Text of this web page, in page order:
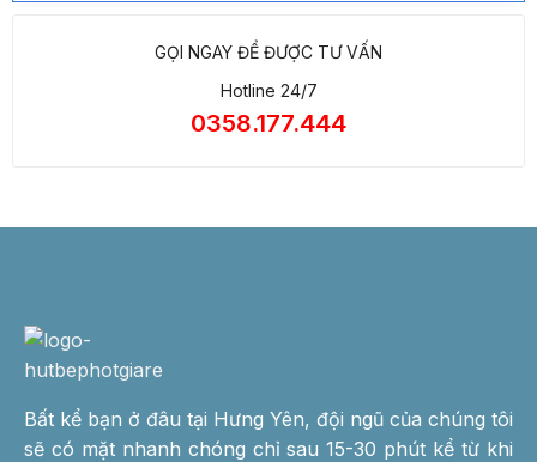
GỌI NGAY ĐỂ ĐƯỢC TƯ VẤN
Hotline 24/7
0358.177.444
Bất kể bạn ở đâu tại Hưng Yên, đội ngũ của chúng tôi
sẽ có mặt nhanh chóng chỉ sau 15-30 phút kể từ khi